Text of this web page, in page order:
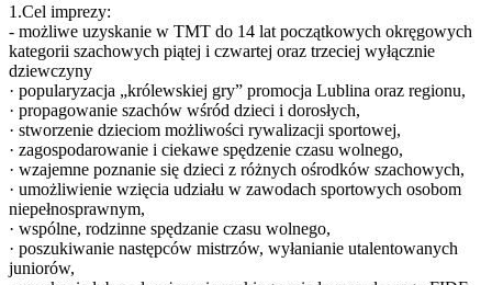
1.Cel imprezy:
- możliwe uzyskanie w TMT do 14 lat początkowych okręgowych
kategorii szachowych piątej i czwartej oraz trzeciej wyłącznie
dziewczyny
· popularyzacja „królewskiej gry” promocja Lublina oraz regionu,
· propagowanie szachów wśród dzieci i dorosłych,
· stworzenie dzieciom możliwości rywalizacji sportowej,
· zagospodarowanie i ciekawe spędzenie czasu wolnego,
· wzajemne poznanie się dzieci z różnych ośrodków szachowych,
· umożliwienie wzięcia udziału w zawodach sportowych osobom
niepełnosprawnym,
· wspólne, rodzinne spędzanie czasu wolnego,
· poszukiwanie następców mistrzów, wyłanianie utalentowanych
juniorów,